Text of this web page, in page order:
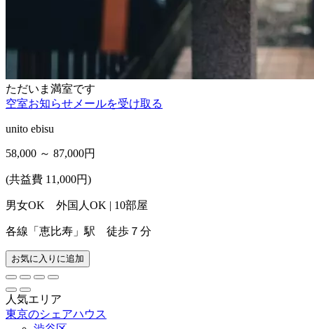
ただいま満室です
空室お知らせメールを受け取る
unito ebisu
58,000 ～ 87,000円
(共益費 11,000円)
男女OK 外国人OK | 10部屋
各線「恵比寿」駅 徒歩７分
お気に入りに追加
人気エリア
東京のシェアハウス